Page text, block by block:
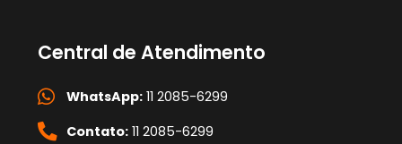
Central de Atendimento
WhatsApp:11 2085-6299
Contato:11 2085-6299